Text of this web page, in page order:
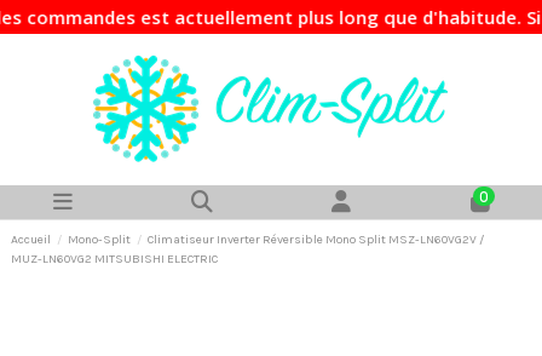
est actuellement plus long que d'habitude. Si
0
Accueil Mono-Split
Climatiseur Inverter Réversible Mono Split MSZ-LN60VG2V /
MUZ-LN60VG2 MITSUBISHI ELECTRIC